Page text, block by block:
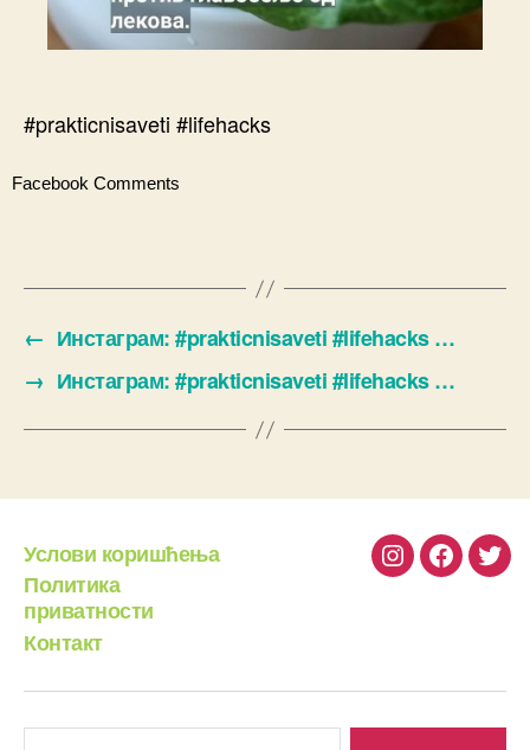
#prakticnisaveti #lifehacks
Facebook Comments
← Инстаграм: #prakticnisaveti #lifehacks …
→ Инстаграм: #prakticnisaveti #lifehacks …
Услови коришћења
Политика
приватности
Контакт
Instagram
Facebook